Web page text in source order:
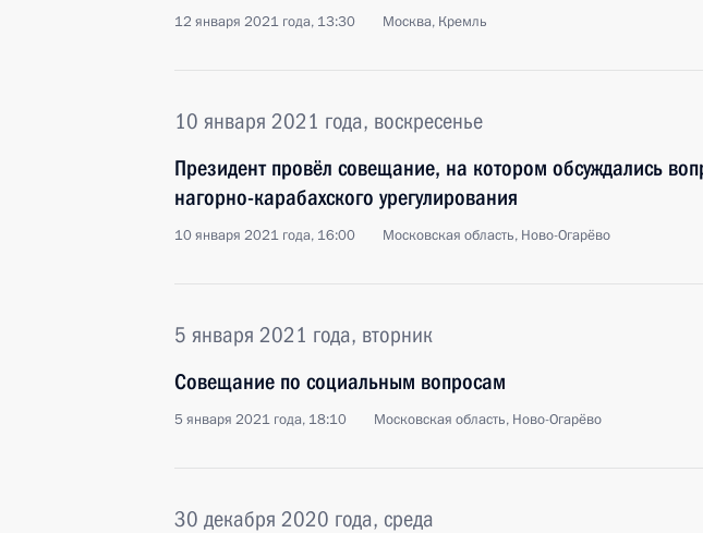
12 января 2021 года, 13:30 Москва, Кремль
10 января 2021 года, воскресенье
Президент провёл совещание, на котором обсуждались
нагорно-карабахского урегулирования
10 января 2021 года, 16:00 Московская область, Ново-Огарёво
5 января 2021 года, вторник
Совещание по социальным вопросам
5 января 2021 года, 18:10 Московская область, Ново-Огарёво
30 декабря 2020 года, среда